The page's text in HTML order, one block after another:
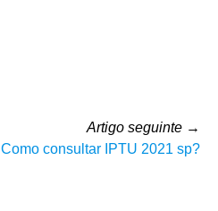
Artigo seguinte →
Como consultar IPTU 2021 sp?